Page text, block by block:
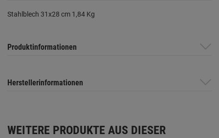
Stahlblech 31x28 cm 1,84 Kg
Produktinformationen
Herstellerinformationen
WEITERE PRODUKTE AUS DIESER